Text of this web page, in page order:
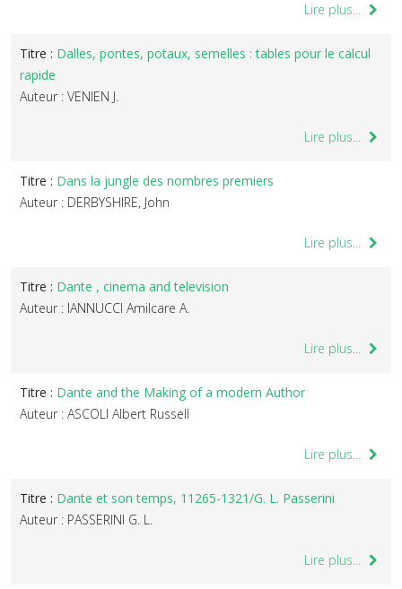
Lire plus...
Titre : Dalles, pontes, potaux, semelles : tables pour le calcul
rapide
Auteur : VENIEN J.
Lire plus...
Titre : Dans la jungle des nombres premiers
Auteur : DERBYSHIRE, John
Lire plus...
Titre : Dante , cinema and television
Auteur : IANNUCCI Amilcare A.
Lire plus...
Titre : Dante and the Making of a modern Author
Auteur : ASCOLI Albert Russell
Lire plus...
Titre : Dante et son temps, 11265-1321/G. L. Passerini
Auteur : PASSERINI G. L.
Lire plus...